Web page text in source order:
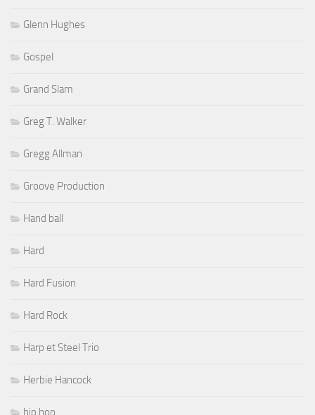
Glenn Hughes
Gospel
Grand Slam
Greg T. Walker
Gregg Allman
Groove Production
Hand ball
Hard
Hard Fusion
Hard Rock
Harp et Steel Trio
Herbie Hancock
hip hop